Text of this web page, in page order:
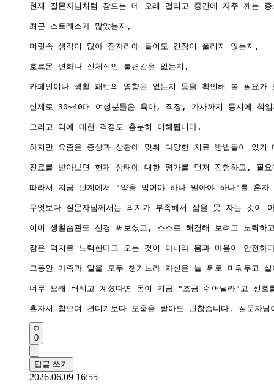
현재 질문자님처럼 잠드는 데 오래 걸리고 중간에 자주 깨는
최근 스트레스가 많았는지,
머릿속 생각이 많아 잠자리에 들어도 긴장이 풀리지 않는지,
호르몬 변화나 신체적인 불편감은 없는지,
카페인이나 생활 패턴의 영향은 없는지 등을 확인해 볼 필요가
실제로 30~40대 여성분들은 육아, 직장, 가사까지 동시에 책
그리고 약에 대한 걱정도 충분히 이해됩니다.
하지만 요즘은 증상과 상황에 맞춰 다양한 치료 방법들이 있
진료를 받아보면 현재 상태에 대한 평가를 먼저 진행하고, 필
따라서 지금 단계에서 "약을 먹어야 하나 말아야 하나"를 혼
무엇보다 질문자님께서는 의지가 부족해서 잠을 못 자는 것이
이미 생활습관도 신경 써보셨고, 스스로 해결해 보려고 노력하
잠은 억지로 노력한다고 오는 것이 아니라 몸과 마음이 안전하
그동안 가족과 일을 모두 챙기느라 자신은 늘 뒤로 미뤄두고
너무 오래 버티고 계셨다면 몸이 지금 "조금 쉬어달라"고 신
0
답글 쓰기
2026.06.09 16:55